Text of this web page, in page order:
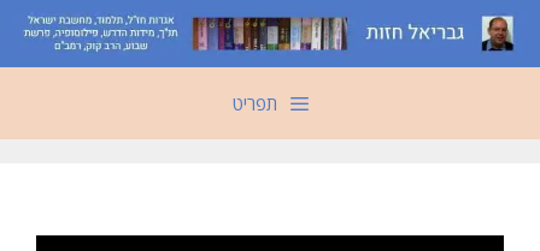
לדלג
לתוכן
תפריט